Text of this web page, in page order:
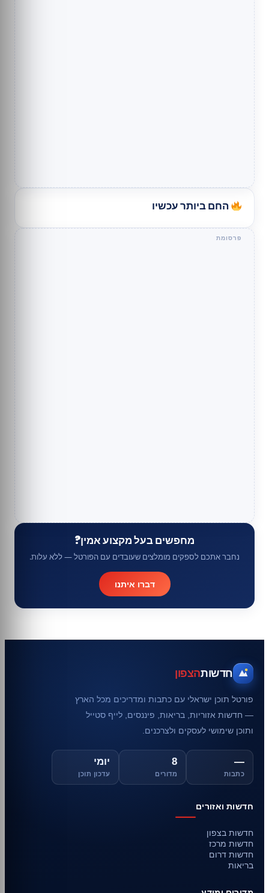
החם ביותר עכשיו
מחפשים בעל מקצוע אמין?
נחבר אתכם לספקים מומלצים שעובדים עם הפורטל — ללא עלות.
דברו איתנו
חדשותהצפון
פורטל תוכן ישראלי עם כתבות ומדריכים מכל הארץ
— חדשות אזוריות, בריאות, פיננסים, לייף סטייל
ותוכן שימושי לעסקים ולצרכנים.
—
כתבות
8
מדורים
יומי
עדכון תוכן
חדשות ואזורים
חדשות בצפון
חדשות מרכז
חדשות דרום
בריאות